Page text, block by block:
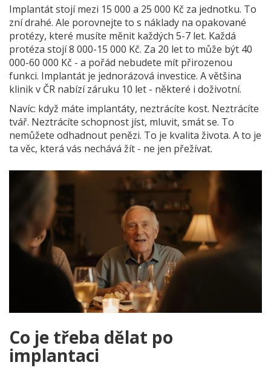
Implantát stojí mezi 15 000 a 25 000 Kč za jednotku. To
zní drahé. Ale porovnejte to s náklady na opakované
protézy, které musíte měnit každých 5-7 let. Každá
protéza stojí 8 000-15 000 Kč. Za 20 let to může být 40
000-60 000 Kč - a pořád nebudete mít přirozenou
funkci. Implantát je jednorázová investice. A většina
klinik v ČR nabízí záruku 10 let - některé i doživotní.
Navíc: když máte implantáty, neztrácíte kost. Neztrácíte
tvář. Neztrácíte schopnost jíst, mluvit, smát se. To
nemůžete odhadnout penězi. To je kvalita života. A to je
ta věc, která vás nechává žít - ne jen přežívat.
Co je třeba dělat po
implantaci